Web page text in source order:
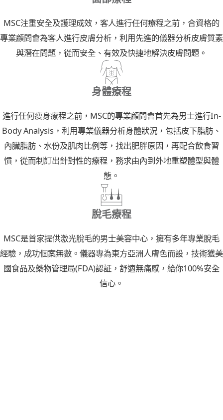
MSC注重安全及護理成效，客人進行任何療程之前，合資格的
專業顧問會為客人進行皮膚分析，利用先進的儀器分析皮膚質素
與潛在問題，從而安全、有效及快捷地解決皮膚問題。
身體療程
進行任何瘦身療程之前，MSC的專業顧問會首先為男士進行In-
Body Analysis，利用專業儀器分析身體狀況，包括皮下脂肪、
內臟脂肪、水份及肌肉比例等，找出肥胖原因，再配合飲食習
慣，從而制訂出針對性的療程，務求由內到外地重塑體型與體
態。
脫毛療程
MSC是首家提供激光脫毛的男士美容中心，擁有多年專業脫毛
經驗，成功個案無數。儀器專為東方亞洲人膚色而設，技術獲美
國食品及藥物管理局(FDA)認証，舒適無痛感，給你100%安全
信心。